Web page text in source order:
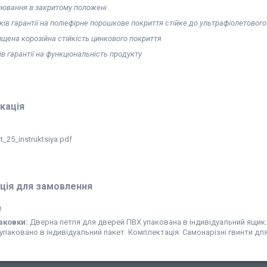
в закритому положенi
гарантії на поліефірне порошкове покриття стійке до
корозійна стійкість цинкового покриття
гарантії на функціональність продукту
для замовлення
Дверна петля для дверей ПВХ упакована в індивідуальний ящик.
в індивідуальний пакет. Комплектація: Самонарізні гвинти